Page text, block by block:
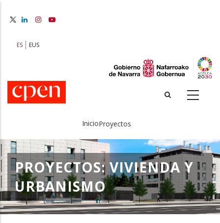
principal
ES EUS
Sobrescribir
enlaces
de
ayuda
a
InicioProyectos
PROYECTOS: VIVIENDA Y
URBANISMO